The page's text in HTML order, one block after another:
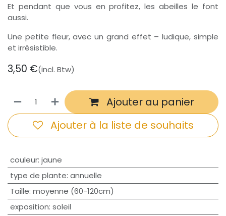
Et pendant que vous en profitez, les abeilles le font
aussi.
Une petite fleur, avec un grand effet – ludique, simple
et irrésistible.
3,50 €(incl. Btw)
Ajouter au panier
Ajouter à la liste de souhaits
couleur: jaune
type de plante: annuelle
Taille: moyenne (60-120cm)
exposition: soleil